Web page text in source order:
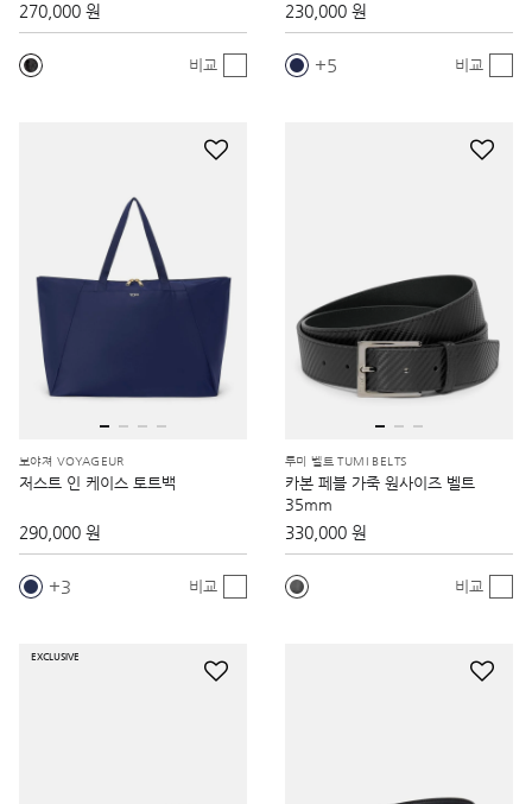
270,000 원
비교
230,000 원
5 비교
보야져 VOYAGEUR
저스트 인 케이스 토트백
290,000 원
3 비교
투미 벨트 TUMI BELTS
카본 페블 가죽 원사이즈 벨트
35mm
330,000 원
비교
EXCLUSIVE